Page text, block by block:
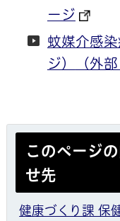
ージ
蚊媒介感
ジ）
（外
このページ
せ先
健康づくり課 保